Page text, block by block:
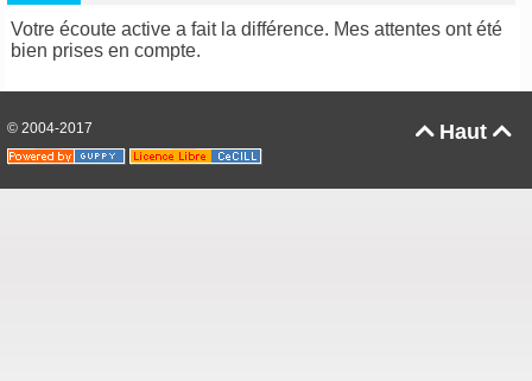
Votre écoute active a fait la différence. Mes attentes ont été
bien prises en compte.
Haut 
© 2004-2017